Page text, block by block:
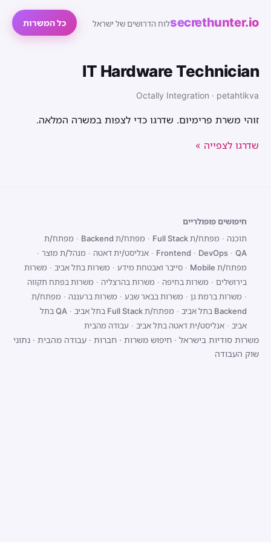
secrethunter.ioלוח הדרושים של ישראל כל המשרות
IT Hardware Technician
Octally Integration · petahtikva
זוהי משרת פרימיום. שדרגו כדי לצפות במשרה המלאה.
שדרגו לצפייה »
חיפושים פופולריים
תוכנה · מפתח/ת Full Stack · מפתח/ת Backend · מפתח/ת
Frontend · DevOps · QA
· אנליסט/ית דאטה · מנהל/ת מוצר ·
מפתח/ת Mobile
· סייבר ואבטחת מידע · משרות בתל אביב · משרות
בירושלים · משרות בחיפה · משרות בהרצליה · משרות בפתח תקווה
· משרות ברמת גן · משרות בבאר שבע · משרות ברעננה · מפתח/ת
Backend בתל אביב
· מפתח/ת Full Stack בתל אביב ·
QA בתל
אביב · אנליסט/ית דאטה בתל אביב · עבודה מהבית
משרות סודיות בישראל · חיפוש משרות · חברות · עבודה מהבית · נתוני
שוק העבודה